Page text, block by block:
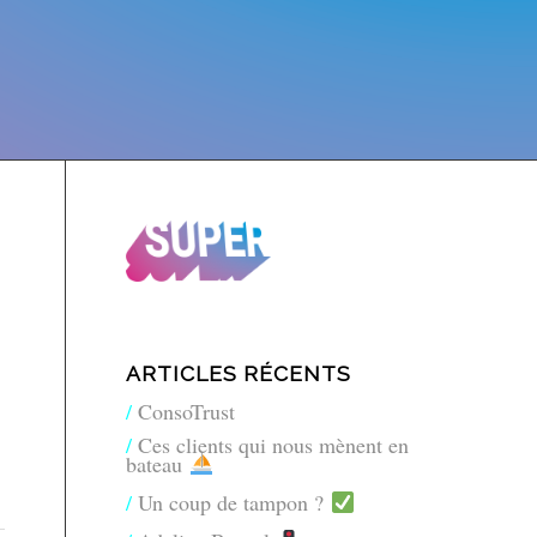
ARTICLES RÉCENTS
ConsoTrust
Ces clients qui nous mènent en
bateau
Un coup de tampon ?